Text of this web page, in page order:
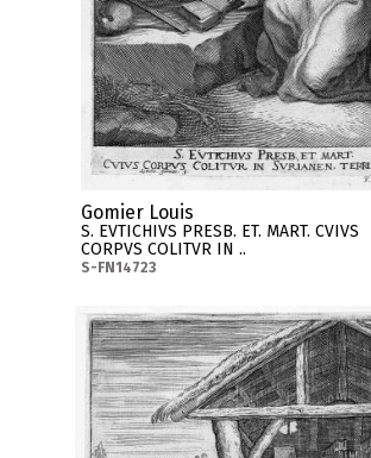
Gomier Louis
S. EVTICHIVS PRESB. ET. MART. CVIVS
CORPVS COLITVR IN ..
S-FN14723